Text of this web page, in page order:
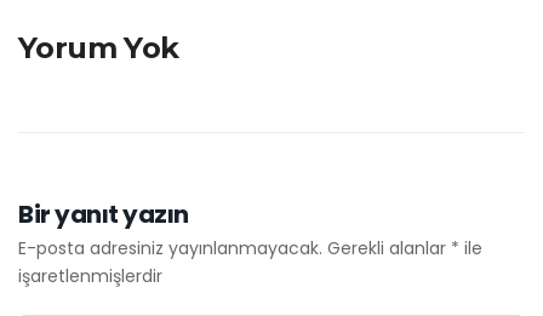
Yorum Yok
Bir yanıt yazın
E-posta adresiniz yayınlanmayacak. Gerekli alanlar * ile
işaretlenmişlerdir